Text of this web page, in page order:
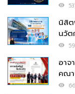
นิสิต
นวัต
อาจ
คณา